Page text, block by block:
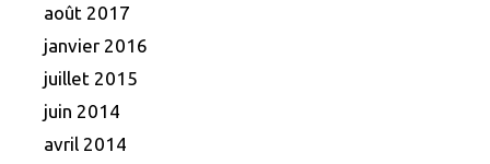
août 2017
janvier 2016
juillet 2015
juin 2014
avril 2014